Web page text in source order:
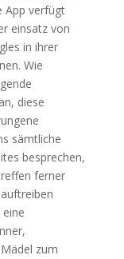
App verfügt
einsatz von
in ihrer
Wie
diese
sämtliche
besprechen,
ferner
zum